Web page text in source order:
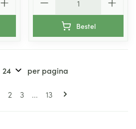
Bestel
Pagina's
lees momenteel pagina
Pagina
2 Pagina
3 ... Pagina
13
per pagina